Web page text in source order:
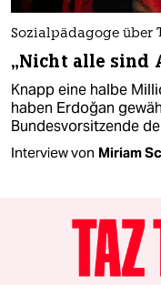
Sozialpädagoge über
„Nicht alle sind
Knapp eine halbe
haben Erdoğan
Bundesvorsitzende
Interview von Miriam